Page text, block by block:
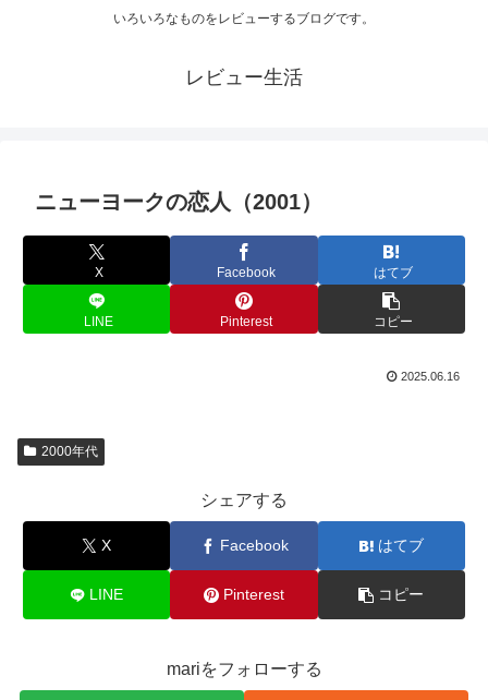
いろいろなものをレビューするブログです。
レビュー生活
ニューヨークの恋人（2001）
X Facebook はてブ
LINE Pinterest コピー
2025.06.16
2000年代
シェアする
X Facebook はてブ
LINE Pinterest コピー
mariをフォローする